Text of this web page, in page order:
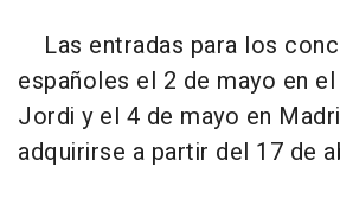
Las entradas para los
españoles el 2 de mayo en el
Jordi y el 4 de mayo en
adquirirse a partir del 17 de